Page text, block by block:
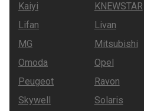
Kaiyi
KNEWSTAR
Lifan
Livan
MG
Mitsubishi
Omoda
Opel
Peugeot
Ravon
Skywell
Solaris